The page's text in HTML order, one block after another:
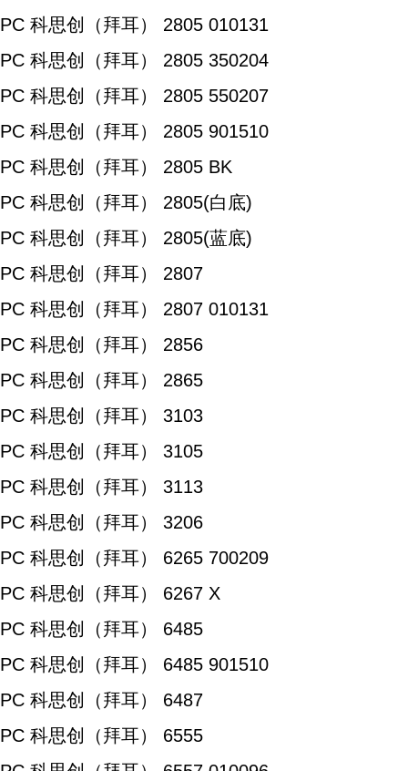
PC 科思创（拜耳） 2805 010131
PC 科思创（拜耳） 2805 350204
PC 科思创（拜耳） 2805 550207
PC 科思创（拜耳） 2805 901510
PC 科思创（拜耳） 2805 BK
PC 科思创（拜耳） 2805(白底)
PC 科思创（拜耳） 2805(蓝底)
PC 科思创（拜耳） 2807
PC 科思创（拜耳） 2807 010131
PC 科思创（拜耳） 2856
PC 科思创（拜耳） 2865
PC 科思创（拜耳） 3103
PC 科思创（拜耳） 3105
PC 科思创（拜耳） 3113
PC 科思创（拜耳） 3206
PC 科思创（拜耳） 6265 700209
PC 科思创（拜耳） 6267 X
PC 科思创（拜耳） 6485
PC 科思创（拜耳） 6485 901510
PC 科思创（拜耳） 6487
PC 科思创（拜耳） 6555